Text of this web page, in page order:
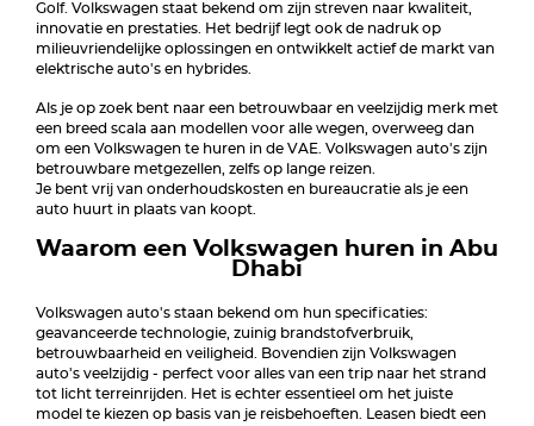
Golf. Volkswagen staat bekend om zijn streven naar kwaliteit,
innovatie en prestaties. Het bedrijf legt ook de nadruk op
milieuvriendelijke oplossingen en ontwikkelt actief de markt van
elektrische auto's en hybrides.
Als je op zoek bent naar een betrouwbaar en veelzijdig merk met
een breed scala aan modellen voor alle wegen, overweeg dan
om een Volkswagen te huren in de VAE. Volkswagen auto's zijn
betrouwbare metgezellen, zelfs op lange reizen.
Je bent vrij van onderhoudskosten en bureaucratie als je een
auto huurt in plaats van koopt.
Waarom een Volkswagen huren in Abu
Dhabi
Volkswagen auto's staan bekend om hun specificaties:
geavanceerde technologie, zuinig brandstofverbruik,
betrouwbaarheid en veiligheid. Bovendien zijn Volkswagen
auto's veelzijdig - perfect voor alles van een trip naar het strand
tot licht terreinrijden. Het is echter essentieel om het juiste
model te kiezen op basis van je reisbehoeften. Leasen biedt een